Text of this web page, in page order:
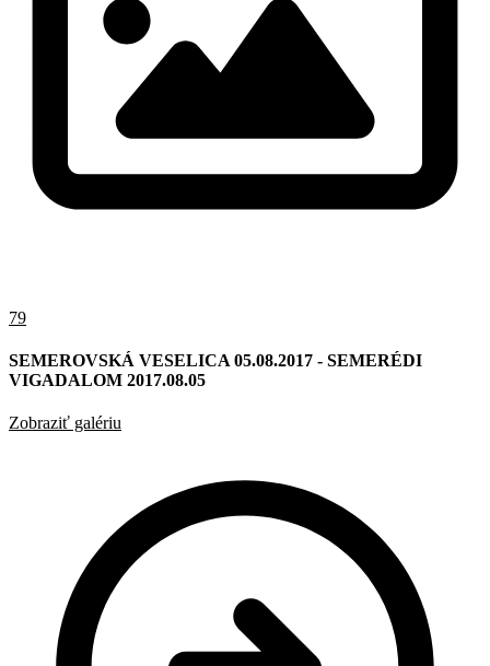
79
SEMEROVSKÁ VESELICA 05.08.2017 - SEMERÉDI
VIGADALOM 2017.08.05
Zobraziť galériu